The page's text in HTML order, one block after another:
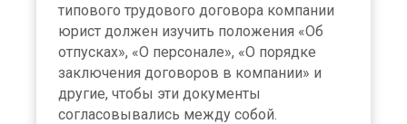
типового трудового договора компании
юрист должен изучить положения «Об
отпусках», «О персонале», «О порядке
заключения договоров в компании» и
другие, чтобы эти документы
согласовывались между собой.